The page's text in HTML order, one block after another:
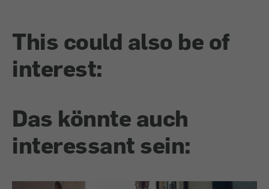
This could also be of
interest:
Das könnte auch
interessant sein: